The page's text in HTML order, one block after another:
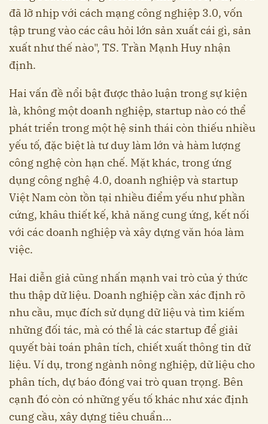
đã lỡ nhịp với cách mạng công nghiệp 3.0, vốn
tập trung vào các câu hỏi lớn sản xuất cái gì, sản
xuất như thế nào", TS. Trần Mạnh Huy nhận
định.
Hai vấn đề nổi bật được thảo luận trong sự kiện
là, không một doanh nghiệp, startup nào có thể
phát triển trong một hệ sinh thái còn thiếu nhiều
yếu tố, đặc biệt là tư duy làm lớn và hàm lượng
công nghệ còn hạn chế. Mặt khác, trong ứng
dụng công nghệ 4.0, doanh nghiệp và startup
Việt Nam còn tồn tại nhiều điểm yếu như phần
cứng, khâu thiết kế, khả năng cung ứng, kết nối
với các doanh nghiệp và xây dựng văn hóa làm
việc.
Hai diễn giả cũng nhấn mạnh vai trò của ý thức
thu thập dữ liệu. Doanh nghiệp cần xác định rõ
nhu cầu, mục đích sử dụng dữ liệu và tìm kiếm
những đối tác, mà có thể là các startup để giải
quyết bài toán phân tích, chiết xuất thông tin dữ
liệu. Ví dụ, trong ngành nông nghiệp, dữ liệu cho
phân tích, dự báo đóng vai trò quan trọng. Bên
cạnh đó còn có những yếu tố khác như xác định
cung cầu, xây dựng tiêu chuẩn...